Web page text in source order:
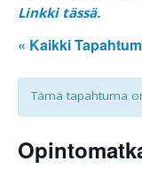
Linkki tässä.
« Kaikki
Tämä tapahtuma